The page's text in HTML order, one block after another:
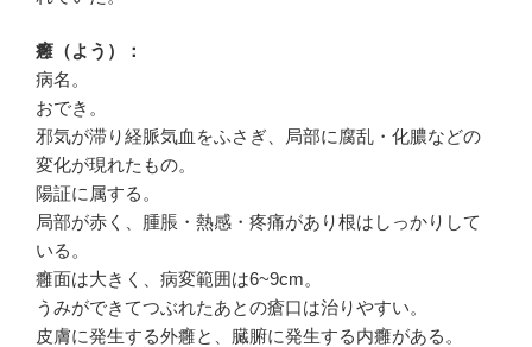
癰（よう）：
病名。
おでき。
邪気が滞り経脈気血をふさぎ、局部に腐乱・化膿などの
変化が現れたもの。
陽証に属する。
局部が赤く、腫脹・熱感・疼痛があり根はしっかりして
いる。
癰面は大きく、病変範囲は6~9cm。
うみができてつぶれたあとの瘡口は治りやすい。
皮膚に発生する外癰と、臓腑に発生する内癰がある。